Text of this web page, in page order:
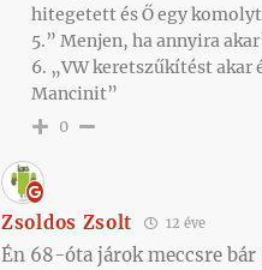
hitegetett és Ő egy
5.” Menjen, ha annyira
6. „VW keretszűkítést
Mancinit”
0
Zsoldos Zsolt 12 éve
Én 68-óta járok meccsre